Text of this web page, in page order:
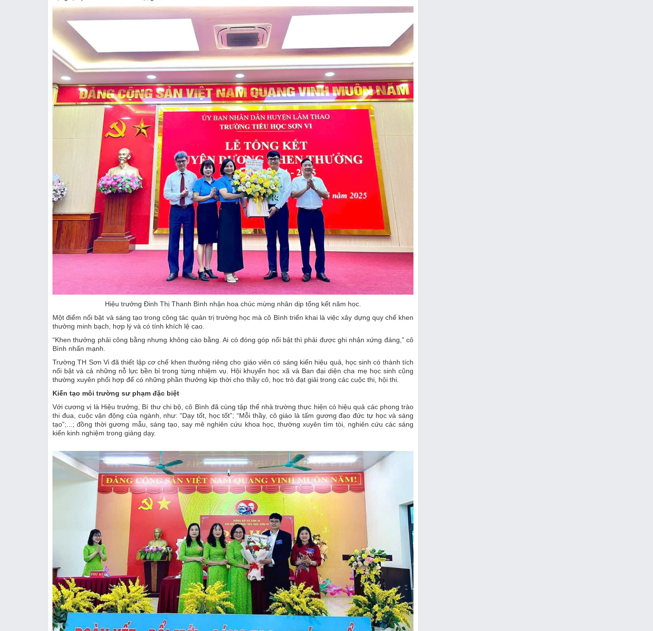
Hiệu trưởng Đinh Thị Thanh Bình nhận hoa chúc mừng nhân dịp tổng kết năm học.
Một điểm nổi bật và sáng tạo trong công tác quản trị trường học mà cô Bình triển khai là việc xây dựng quy chế khen
thưởng minh bạch, hợp lý và có tính khích lệ cao.
“Khen thưởng phải công bằng nhưng không cào bằng. Ai có đóng góp nổi bật thì phải được ghi nhận xứng đáng,” cô
Bình nhấn mạnh.
Trường TH Sơn Vi đã thiết lập cơ chế khen thưởng riêng cho giáo viên có sáng kiến hiệu quả, học sinh có thành tích
nổi bật và cả những nỗ lực bền bỉ trong từng nhiệm vụ. Hội khuyến học xã và Ban đại diện cha mẹ học sinh cũng
thường xuyên phối hợp để có những phần thưởng kịp thời cho thầy cô, học trò đạt giải trong các cuộc thi, hội thi.
Kiến tạo môi trường sư phạm đặc biệt
Với cương vị là Hiệu trưởng, Bí thư chi bộ, cô Bình đã cùng tập thể nhà trường thực hiện có hiệu quả các phong trào
thi đua, cuộc vận động của ngành, như: “Dạy tốt, học tốt”; “Mỗi thầy, cô giáo là tấm gương đạo đức tự học và sáng
tạo”;...; đồng thời gương mẫu, sáng tạo, say mê nghiên cứu khoa học, thường xuyên tìm tòi, nghiên cứu các sáng
kiến kinh nghiệm trong giảng dạy.